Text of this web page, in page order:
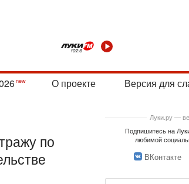
О проекте Версия для
по
Луки.ру —
Подпишитесь на
любимой
ВКонтакте